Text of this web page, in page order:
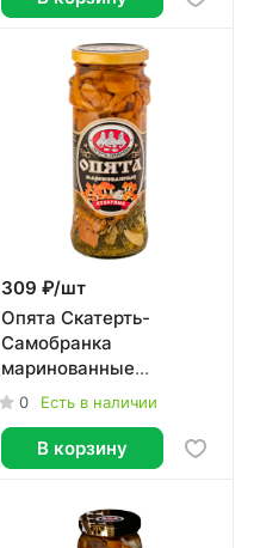
309 ₽/шт
Опята Скатерть-
Самобранка
маринованные
отборные 330 г
0 Есть в наличии
В корзину